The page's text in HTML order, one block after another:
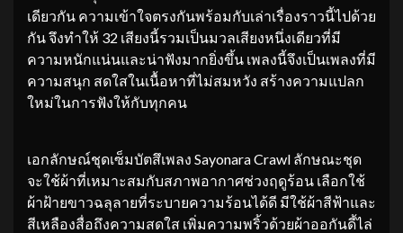
เดียวกัน ความเข้าใจตรงกันพร้อมกับเล่าเรื่องราวนี้ไปด้วย
กัน จึงทำให้ 32 เสียงนี้รวมเป็นมวลเสียงหนึ่งเดียวที่มี
ความหนักแน่นและน่าฟังมากยิ่งขึ้น เพลงนี้จึงเป็นเพลงที่มี
ความสนุก สดใสในเนื้อหาที่ไม่สมหวัง สร้างความแปลก
ใหม่ในการฟังให้กับทุกคน
เอกลักษณ์ชุดเซ็มบัตสึเพลง Sayonara Crawl ลักษณะชุด
จะใช้ผ้าที่เหมาะสมกับสภาพอากาศช่วงฤดูร้อน เลือกใช้
ผ้าฝ้ายขาวฉลุลายที่ระบายความร้อนได้ดี มีใช้ผ้าสีฟ้าและ
สีเหลืองสื่อถึงความสดใส เพิ่มความพริ้วด้วยผ้าออกันดี้ไล่